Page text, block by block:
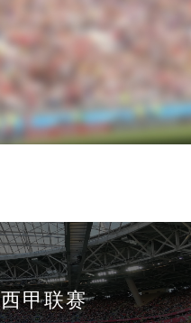
西甲联赛